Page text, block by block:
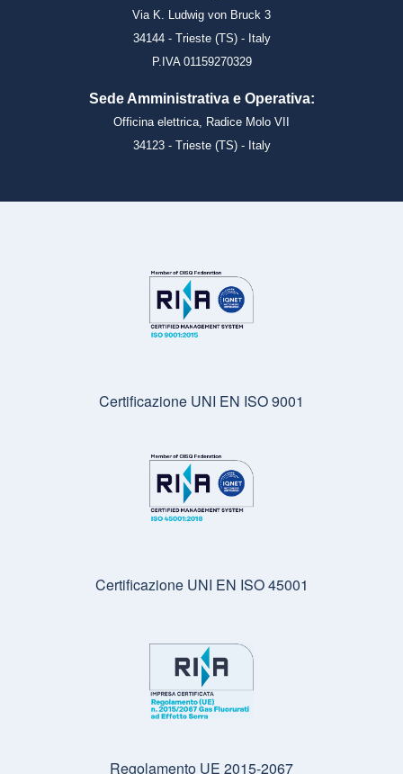
Via K. Ludwig von Bruck 3
34144 - Trieste (TS) - Italy
P.IVA 01159270329
Sede Amministrativa e Operativa:
Officina elettrica, Radice Molo VII
34123 - Trieste (TS) - Italy
Certificazione UNI EN ISO 9001
Certificazione UNI EN ISO 45001
Regolamento UE 2015-2067